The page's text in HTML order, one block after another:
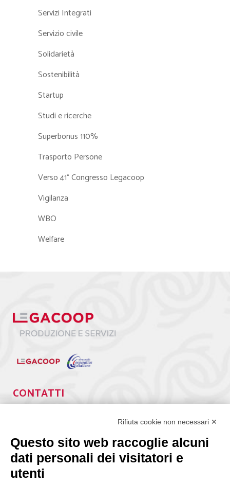
Servizi Integrati
Servizio civile
Solidarietà
Sostenibilità
Startup
Studi e ricerche
Superbonus 110%
Trasporto Persone
Verso 41° Congresso Legacoop
Vigilanza
WBO
Welfare
CONTATTI
segreteria@lps.coop
Rifiuta cookie non necessari ✕
Questo sito web raccoglie alcuni
dati personali dei visitatori e
utenti